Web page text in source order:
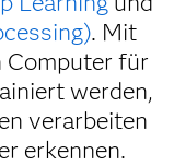
. Mit
Computer für
werden,
verarbeiten
erkennen.